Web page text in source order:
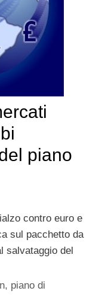
piano
contro euro e
sul pacchetto da
salvataggio del
, piano di